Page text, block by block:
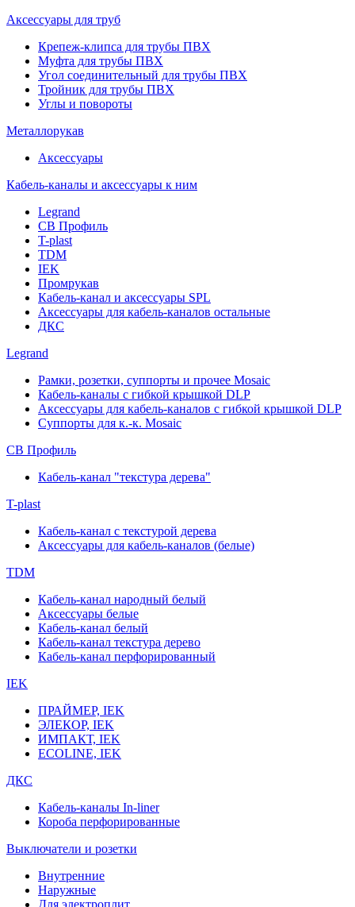
Аксессуары для труб
Крепеж-клипса для трубы ПВХ
Муфта для трубы ПВХ
Угол соединительный для трубы ПВХ
Тройник для трубы ПВХ
Углы и повороты
Металлорукав
Аксессуары
Кабель-каналы и аксессуары к ним
Legrand
СВ Профиль
T-plast
TDM
IEK
Промрукав
Кабель-канал и аксессуары SPL
Аксессуары для кабель-каналов остальные
ДКС
Legrand
Рамки, розетки, суппорты и прочее Mosaic
Кабель-каналы с гибкой крышкой DLP
Аксессуары для кабель-каналов с гибкой крышкой DLP
Суппорты для к.-к. Mosaic
СВ Профиль
Кабель-канал "текстура дерева"
T-plast
Кабель-канал с текстурой дерева
Аксессуары для кабель-каналов (белые)
TDM
Кабель-канал народный белый
Аксессуары белые
Кабель-канал белый
Кабель-канал текстура дерево
Кабель-канал перфорированный
IEK
ПРАЙМЕР, IEK
ЭЛЕКОР, IEK
ИМПАКТ, IEK
ECOLINE, IEK
ДКС
Кабель-каналы In-liner
Короба перфорированные
Выключатели и розетки
Внутренние
Наружные
Для электроплит